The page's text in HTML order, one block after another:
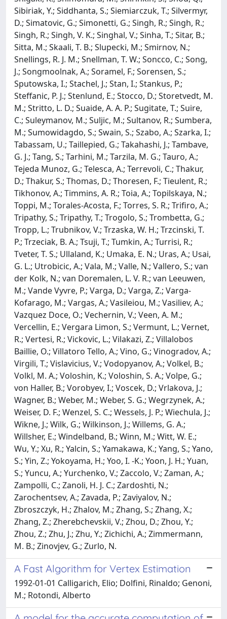
A Fast Algorithm for Vertex Estimation
1992-01-01 Calligarich, Elio; Dolfini, Rinaldo; Genoni,
M.; Rotondi, Alberto